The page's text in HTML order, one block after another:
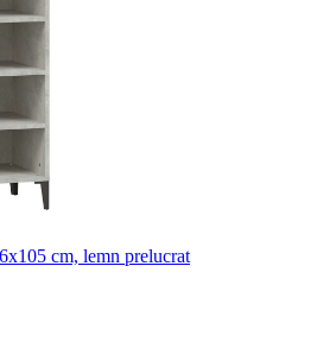
cm, lemn prelucrat